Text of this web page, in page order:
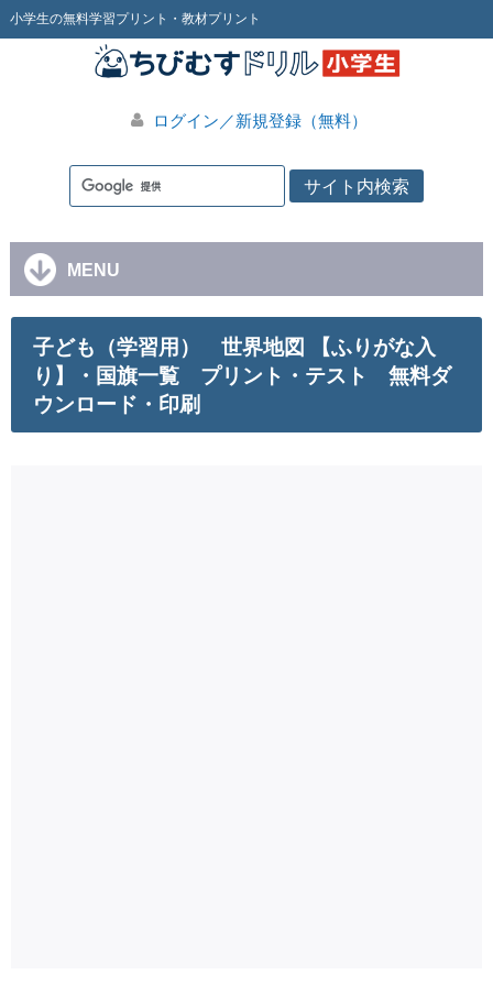
小学生の無料学習プリント・教材プリント
ログイン／新規登録（無料）
MENU
子ども（学習用） 世界地図 【ふりがな入
り】・国旗一覧 プリント・テスト 無料ダ
ウンロード・印刷